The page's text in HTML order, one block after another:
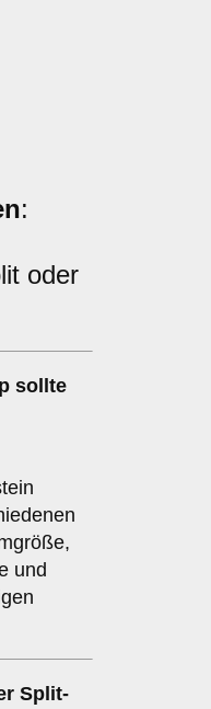
:
oder
sollte
und
Split-